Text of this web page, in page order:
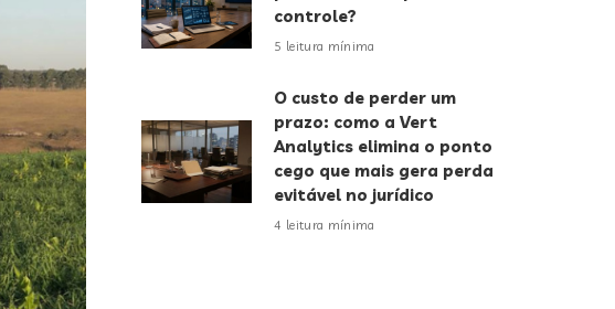
controle?
5 leitura mínima
O custo de perder um
prazo: como a Vert
Analytics elimina o ponto
cego que mais gera perda
evitável no jurídico
4 leitura mínima